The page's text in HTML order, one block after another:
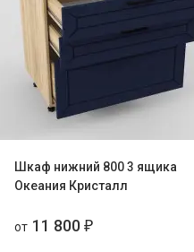
Шкаф нижний 800 3 ящика
Океания Кристалл
от 11 800 ₽